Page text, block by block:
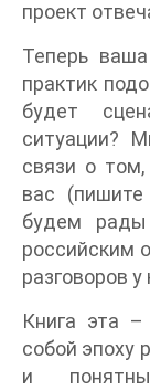
проект
Теперь
практик
будет
ситуации?
связи о
вас (пишите нам на
будем
российским
разговоров у
Книга эта –
собой эпоху
и